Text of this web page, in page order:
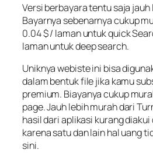
Versi berbayara tentu saja
Bayarnya sebenarnya cukup
0.04 $ / laman untukquick
laman untukdeep search.
Uniknya webiste ini bisa
dalam bentuk file jika kamu
premium. Biayanya cukup
page. Jauh lebih murah dari
hasil dari aplikasi kurang
karena satu dan lain hal uang
sini.